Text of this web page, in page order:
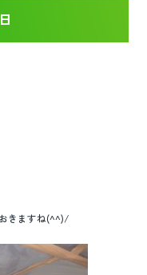
きますね(^^)/